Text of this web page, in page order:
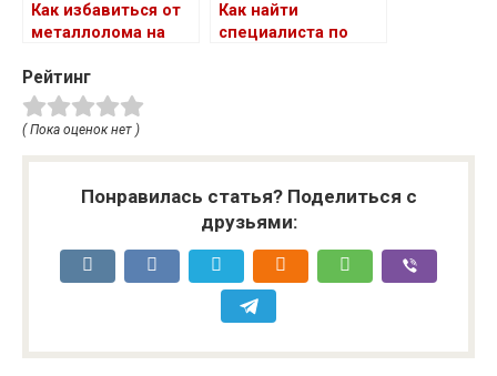
Как избавиться от
металлолома на
Как найти
специалиста по
Рейтинг
( Пока оценок нет )
Понравилась статья? Поделиться с
друзьями: